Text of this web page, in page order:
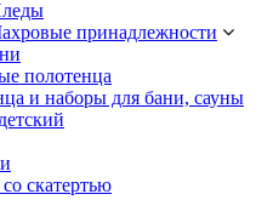
принадлежности
полотенца
и наборы для бани, сауны
скатертью